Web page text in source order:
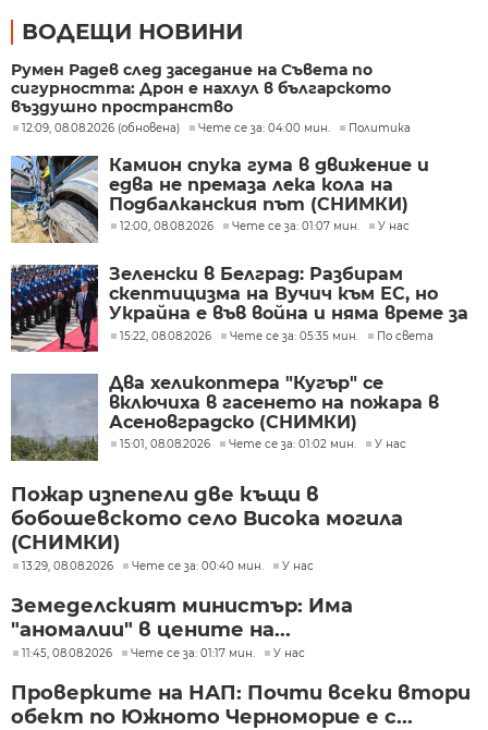
ВОДЕЩИ НОВИНИ
Румен Радев след заседание на Съвета по
сигурността: Дрон е нахлул в българското
въздушно пространство
12:09, 08.08.2026 (обновена) Чете се за: 04:00 мин. Политика
Камион спука гума в движение и
едва не премаза лека кола на
Подбалканския път (СНИМКИ)
12:00, 08.08.2026 Чете се за: 01:07 мин. У нас
Зеленски в Белград: Разбирам
скептицизма на Вучич към ЕС, но
Украйна е във война и няма време за
скептицизъм
15:22, 08.08.2026 Чете се за: 05:35 мин. По света
Два хеликоптера "Кугър" се
включиха в гасенето на пожара в
Асеновградско (СНИМКИ)
15:01, 08.08.2026 Чете се за: 01:02 мин. У нас
Пожар изпепели две къщи в
бобошевското село Висока могила
(СНИМКИ)
13:29, 08.08.2026 Чете се за: 00:40 мин. У нас
Земеделският министър: Има
"аномалии" в цените на...
11:45, 08.08.2026 Чете се за: 01:17 мин. У нас
Проверките на НАП: Почти всеки втори
обект по Южното Черноморие е с...